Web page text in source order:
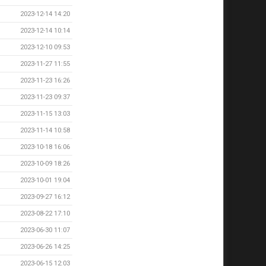
2023-12-14 14:20
2023-12-14 10:14
2023-12-10 09:53
2023-11-27 11:55
2023-11-23 16:26
2023-11-23 09:37
2023-11-15 13:03
2023-11-14 10:58
2023-10-18 16:06
2023-10-09 18:26
2023-10-01 19:04
2023-09-27 16:12
2023-08-22 17:10
2023-06-30 11:07
2023-06-26 14:25
2023-06-15 12:03